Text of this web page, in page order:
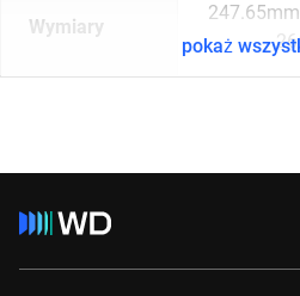
Wymiary
pokaż